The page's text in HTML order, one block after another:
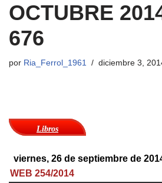
OCTUBRE
676
por Ria_Ferrol_1961 diciembre 3,
Libros
viernes, 26 de septiembre de
WEB 254/2014